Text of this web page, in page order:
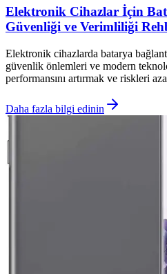
Elektronik Cihazlar İçin
Güvenliği ve Verimliliği
Elektronik cihazlarda batarya
güvenlik önlemleri ve modern
performansını artırmak ve riskleri
Daha fazla bilgi edinin